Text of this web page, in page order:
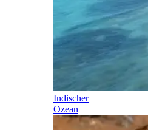
Indischer
Ozean